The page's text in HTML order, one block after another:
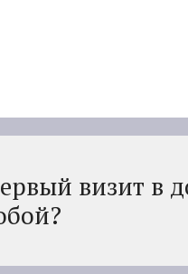
визит в